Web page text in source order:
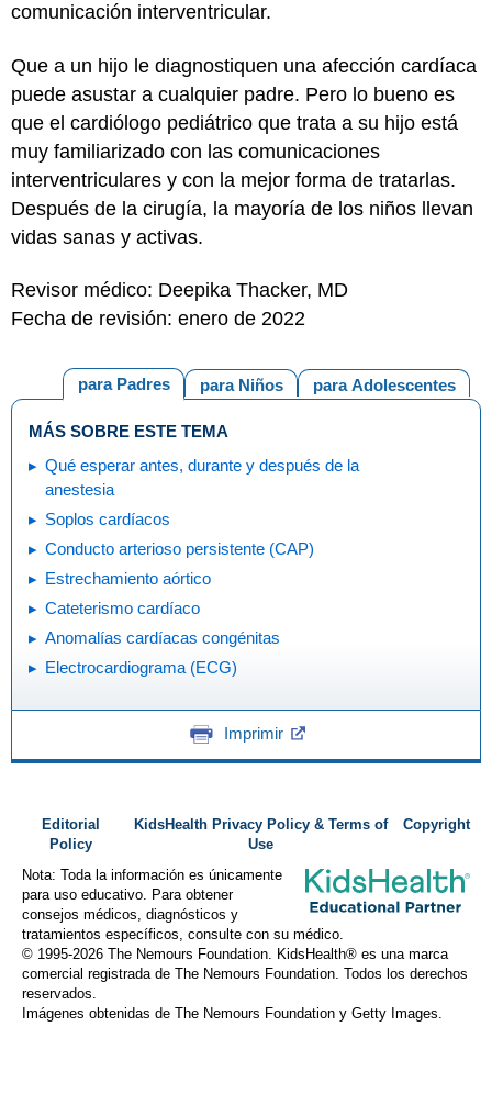
comunicación interventricular.
Que a un hijo le diagnostiquen una afección cardíaca
puede asustar a cualquier padre. Pero lo bueno es
que el cardiólogo pediátrico que trata a su hijo está
muy familiarizado con las comunicaciones
interventriculares y con la mejor forma de tratarlas.
Después de la cirugía, la mayoría de los niños llevan
vidas sanas y activas.
Revisor médico: Deepika Thacker, MD
Fecha de revisión: enero de 2022
para Adolescentes
para Niños
para Padres
MÁS SOBRE ESTE TEMA
Qué esperar antes, durante y después de la
anestesia
Soplos cardíacos
Conducto arterioso persistente (CAP)
Estrechamiento aórtico
Cateterismo cardíaco
Anomalías cardíacas congénitas
Electrocardiograma (ECG)
Imprimir
Editorial
Policy
KidsHealth Privacy Policy & Terms of
Use
Copyright
Nota: Toda la información es únicamente
para uso educativo. Para obtener
consejos médicos, diagnósticos y
tratamientos específicos, consulte con su médico.
© 1995-2026 The Nemours Foundation. KidsHealth® es una marca
comercial registrada de The Nemours Foundation. Todos los derechos
reservados.
Imágenes obtenidas de The Nemours Foundation y Getty Images.